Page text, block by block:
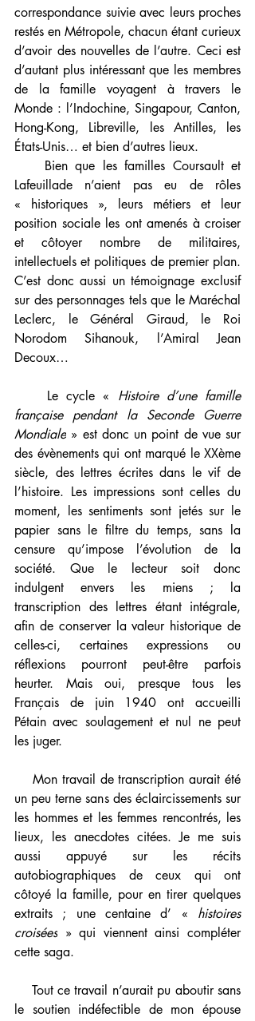
correspondance suivie avec leurs proches
restés en Métropole, chacun étant curieux
d’avoir des nouvelles de l’autre. Ceci est
d’autant plus intéressant que les membres
de la famille voyagent à travers le
Monde : l’Indochine, Singapour, Canton,
Hong-Kong, Libreville, les Antilles, les
États-Unis… et bien d’autres lieux.
Bien que les familles Coursault et
Lafeuillade n’aient pas eu de rôles
« historiques », leurs métiers et leur
position sociale les ont amenés à croiser
et côtoyer nombre de militaires,
intellectuels et politiques de premier plan.
C’est donc aussi un témoignage exclusif
sur des personnages tels que le Maréchal
Leclerc, le Général Giraud, le Roi
Norodom Sihanouk, l’Amiral Jean
Decoux…
Le cycle « Histoire d’une famille
française pendant la Seconde Guerre
Mondiale » est donc un point de vue sur
des évènements qui ont marqué le XXème
siècle, des lettres écrites dans le vif de
l’histoire. Les impressions sont celles du
moment, les sentiments sont jetés sur le
papier sans le filtre du temps, sans la
censure qu’impose l’évolution de la
société. Que le lecteur soit donc
indulgent envers les miens ; la
transcription des lettres étant intégrale,
afin de conserver la valeur historique de
celles-ci, certaines expressions ou
réflexions pourront peut-être parfois
heurter. Mais oui, presque tous les
Français de juin 1940 ont accueilli
Pétain avec soulagement et nul ne peut
les juger.
Mon travail de transcription aurait été
un peu terne sans des éclaircissements sur
les hommes et les femmes rencontrés, les
lieux, les anecdotes citées. Je me suis
aussi appuyé sur les récits
autobiographiques de ceux qui ont
côtoyé la famille, pour en tirer quelques
extraits ; une centaine d’ « histoires
croisées » qui viennent ainsi compléter
cette saga.
Tout ce travail n’aurait pu aboutir sans
le soutien indéfectible de mon épouse